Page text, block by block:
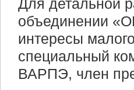
Для детальной
объединении
интересы
специальный
ВАРПЭ, член